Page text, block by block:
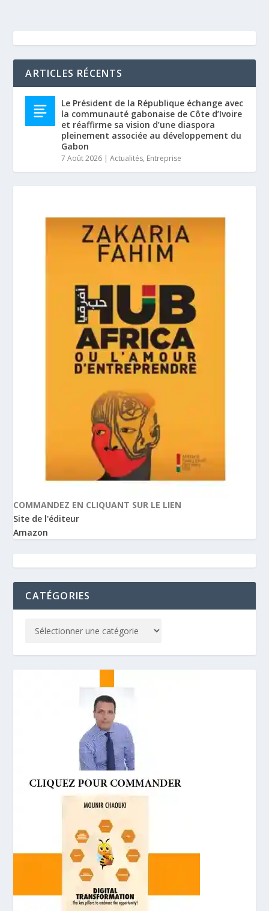
ARTICLES RÉCENTS
Le Président de la République échange avec
la communauté gabonaise de Côte d’Ivoire
et réaffirme sa vision d’une diaspora
pleinement associée au développement du
Gabon
7 Août 2026 |Actualités, Entreprise
COMMANDEZ EN CLIQUANT SUR LE LIEN
Site de l'éditeur
Amazon
CATÉGORIES